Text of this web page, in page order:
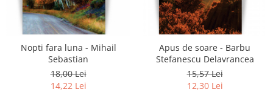
Literatura
Clasica
Contemporana
Nopti fara luna - Mihail
Sebastian
18,00 Lei
14,22 Lei
Apus de soare - Barbu
Stefanescu Delavrancea
15,57 Lei
12,30 Lei